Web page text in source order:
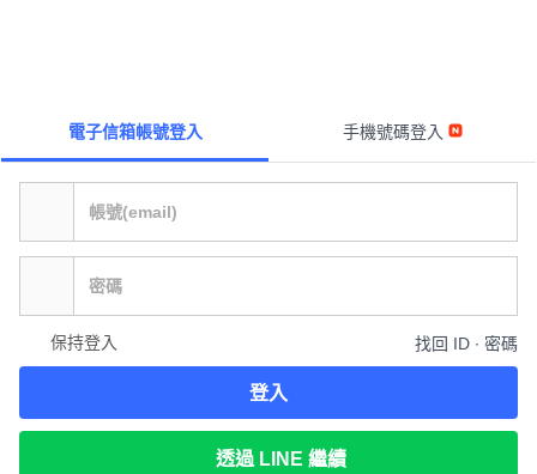
電子信箱帳號登入 手機號碼登入
保持登入 找回 ID ∙ 密碼
登入
透過 LINE 繼續